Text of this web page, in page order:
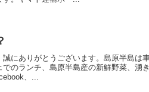
にありがとうございます。島原半島は
のランチ、島原半島産の新鮮野菜、湧
、...